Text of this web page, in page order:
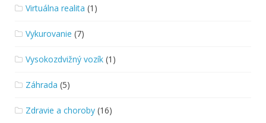
Virtuálna realita (1)
Vykurovanie (7)
Vysokozdvižný vozík (1)
Záhrada (5)
Zdravie a choroby (16)